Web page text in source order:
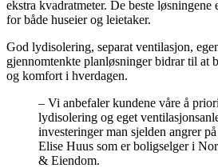
ekstra kvadratmeter. De beste løsningene
for både huseier og leietaker.
God lydisolering, separat ventilasjon,
gjennomtenkte planløsninger bidrar til at
og komfort i hverdagen.
– Vi anbefaler kundene våre å
lydisolering og eget
investeringer man sjelden angrer
Elise Huus som er boligselger i
& Eiendom.